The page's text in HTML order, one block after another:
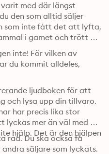
med där längst
den som alltid säljer
som inte fått det att lyfta,
i gamet och trött på
inte! För vilken av
du kommit alldeles,
ljudboken för att
och lysa upp din tillvaro.
har precis lika stor
lyckas mer än väl med
hjälp. Det är den hjälpen
råd. Du ska också få
säljare som lyckats.